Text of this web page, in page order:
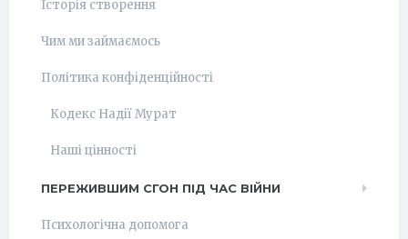
Історія створення
Чим ми займаємось
Політика конфіденційності
Кодекс Надії Мурат
Наші цінності
ПЕРЕЖИВШИМ СГОН ПІД ЧАС ВІЙНИ
Психологічна допомога